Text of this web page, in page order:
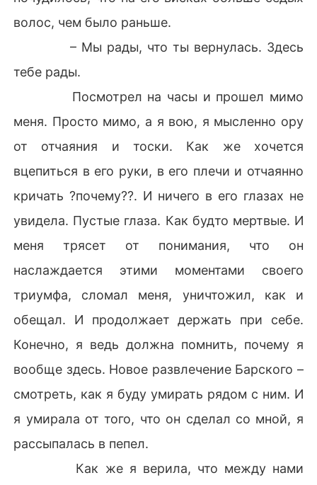
волос, чем было раньше.
– Мы рады, что ты вернулась. Здесь
тебе рады.
Посмотрел на часы и прошел мимо
меня. Просто мимо, а я вою, я мысленно ору
от отчаяния и тоски. Как же хочется
вцепиться в его руки, в его плечи и отчаянно
кричать ?почему??. И ничего в его глазах не
увидела. Пустые глаза. Как будто мертвые. И
меня трясет от понимания, что он
наслаждается этими моментами своего
триумфа, сломал меня, уничтожил, как и
обещал. И продолжает держать при себе.
Конечно, я ведь должна помнить, почему я
вообще здесь. Новое развлечение Барского –
смотреть, как я буду умирать рядом с ним. И
я умирала от того, что он сделал со мной, я
рассыпалась в пепел.
Как же я верила, что между нами